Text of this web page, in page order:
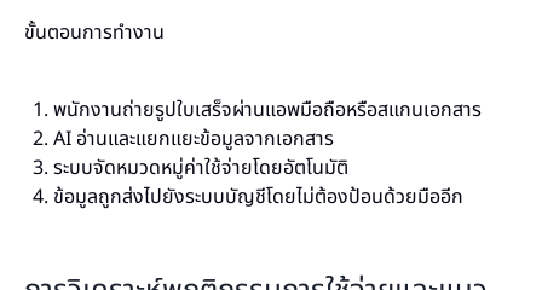
ขั้นตอนการทำงาน
พนักงานถ่ายรูปใบเสร็จผ่านแอพมือถือหรือสแกนเอกสาร
AI อ่านและแยกแยะข้อมูลจากเอกสาร
ระบบจัดหมวดหมู่ค่าใช้จ่ายโดยอัตโนมัติ
ข้อมูลถูกส่งไปยังระบบบัญชีโดยไม่ต้องป้อนด้วยมืออีก